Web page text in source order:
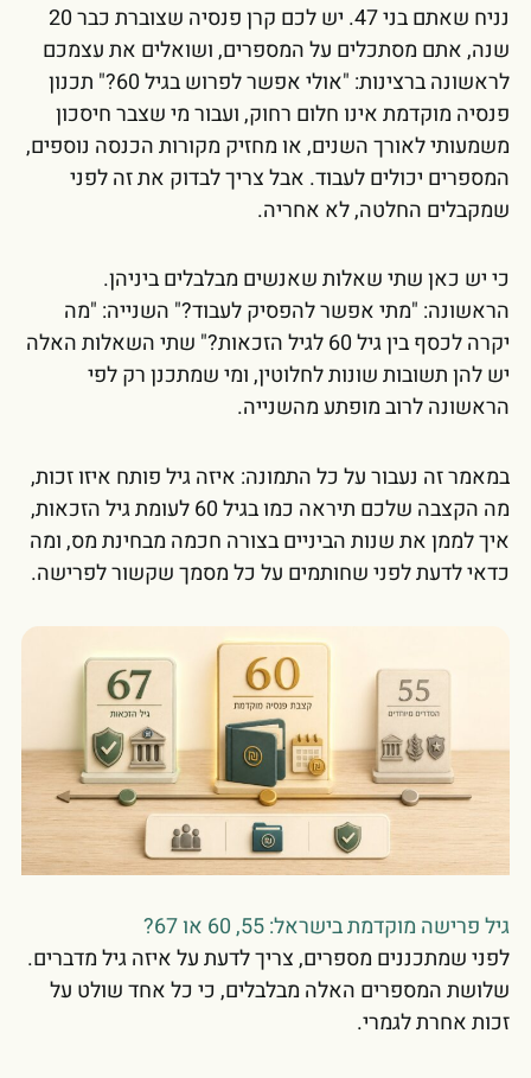
נניח שאתם בני 47. יש לכם קרן פנסיה שצוברת כבר 20
שנה, אתם מסתכלים על המספרים, ושואלים את עצמכם
לראשונה ברצינות: "אולי אפשר לפרוש בגיל 60?" תכנון
פנסיה מוקדמת אינו חלום רחוק, ועבור מי שצבר חיסכון
משמעותי לאורך השנים, או מחזיק מקורות הכנסה נוספים,
המספרים יכולים לעבוד. אבל צריך לבדוק את זה לפני
שמקבלים החלטה, לא אחריה.
כי יש כאן שתי שאלות שאנשים מבלבלים ביניהן.
הראשונה: "מתי אפשר להפסיק לעבוד?" השנייה: "מה
יקרה לכסף בין גיל 60 לגיל הזכאות?" שתי השאלות האלה
יש להן תשובות שונות לחלוטין, ומי שמתכנן רק לפי
הראשונה לרוב מופתע מהשנייה.
במאמר זה נעבור על כל התמונה: איזה גיל פותח איזו זכות,
מה הקצבה שלכם תיראה כמו בגיל 60 לעומת גיל הזכאות,
איך לממן את שנות הביניים בצורה חכמה מבחינת מס, ומה
כדאי לדעת לפני שחותמים על כל מסמך שקשור לפרישה.
גיל פרישה מוקדמת בישראל: 55, 60 או 67?
לפני שמתכננים מספרים, צריך לדעת על איזה גיל מדברים.
שלושת המספרים האלה מבלבלים, כי כל אחד שולט על
זכות אחרת לגמרי.